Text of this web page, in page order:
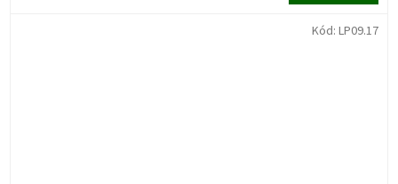
Kód: LP09.17